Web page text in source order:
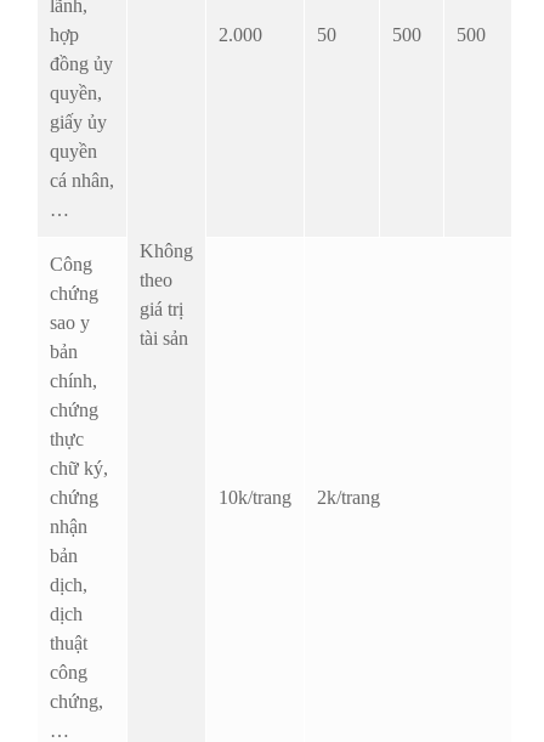
lãnh,
hợp
đồng ủy
quyền,
giấy ủy
quyền
cá nhân,
…
Không
theo
giá trị
tài sản
2.000 50 500 500
Công
chứng
sao y
bản
chính,
chứng
thực
chữ ký,
chứng
nhận
bản
dịch,
dịch
thuật
công
chứng,
…
10k/trang 2k/trang